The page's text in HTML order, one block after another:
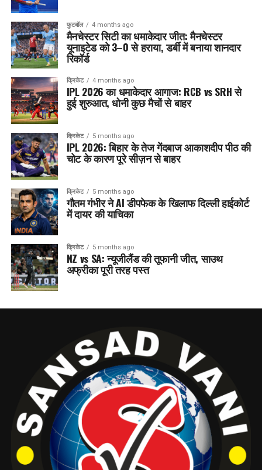
फुटबॉल 4 months ago
मैनचेस्टर सिटी का धमाकेदार जीत: मैनचेस्टर
यूनाइटेड को 3–0 से हराया, डर्बी में बनाया शानदार
रिकॉर्ड
क्रिकेट 4 months ago
IPL 2026 का धमाकेदार आगाज: RCB vs SRH से
हुई शुरुआत, धोनी कुछ मैचों से बाहर
क्रिकेट 5 months ago
IPL 2026: बिहार के तेज गेंदबाज आकाशदीप पीठ की
चोट के कारण पूरे सीज़न से बाहर
क्रिकेट 5 months ago
गौतम गंभीर ने AI डीपफेक के खिलाफ दिल्ली हाईकोर्ट
में दायर की याचिका
क्रिकेट 5 months ago
NZ vs SA: न्यूजीलैंड की तूफानी जीत, साउथ
अफ्रीका पूरी तरह पस्त